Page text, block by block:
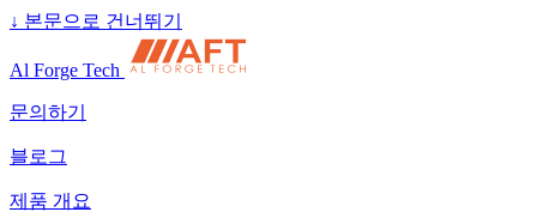
↓ 본문으로 건너뛰기
Al Forge Tech
문의하기
블로그
제품 개요